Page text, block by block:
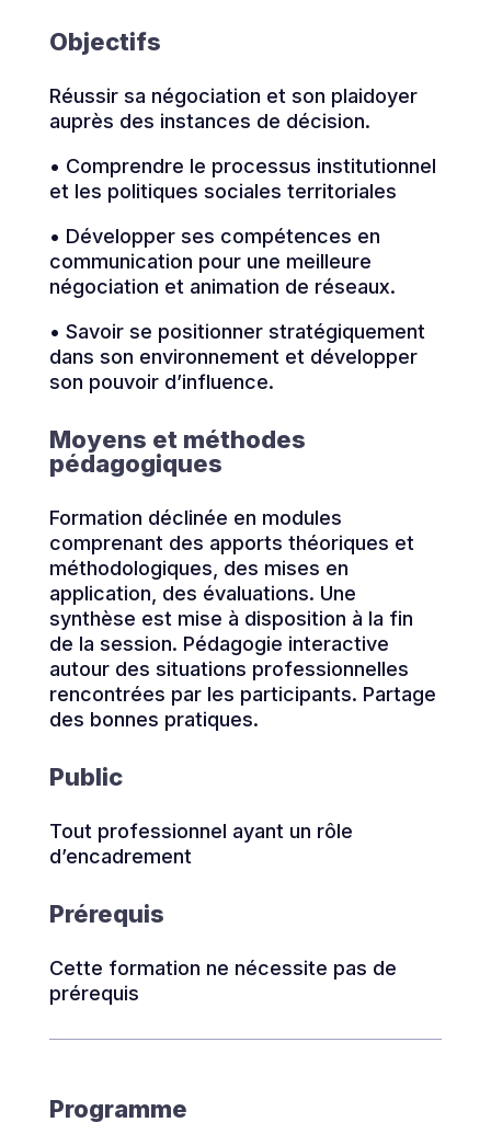
Objectifs
Réussir sa négociation et son plaidoyer
auprès des instances de décision.
• Comprendre le processus institutionnel
et les politiques sociales territoriales
• Développer ses compétences en
communication pour une meilleure
négociation et animation de réseaux.
• Savoir se positionner stratégiquement
dans son environnement et développer
son pouvoir d’influence.
Moyens et méthodes
pédagogiques
Formation déclinée en modules
comprenant des apports théoriques et
méthodologiques, des mises en
application, des évaluations. Une
synthèse est mise à disposition à la fin
de la session. Pédagogie interactive
autour des situations professionnelles
rencontrées par les participants. Partage
des bonnes pratiques.
Public
Tout professionnel ayant un rôle
d’encadrement
Prérequis
Cette formation ne nécessite pas de
prérequis
Programme